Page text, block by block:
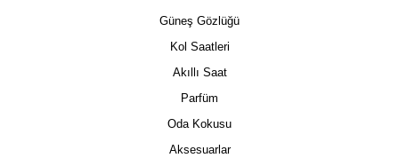
Güneş Gözlüğü
Kol Saatleri
Akıllı Saat
Parfüm
Oda Kokusu
Aksesuarlar